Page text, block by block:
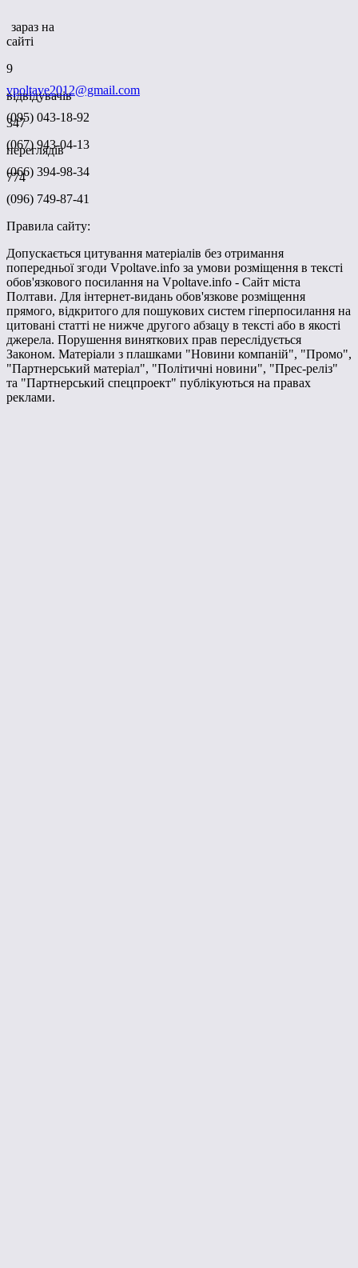
зараз на
сайті
9
відвідувачів
347
переглядів
774
vpoltave2012@gmail.com
(095) 043-18-92
(067) 943-04-13
(066) 394-98-34
(096) 749-87-41
Правила сайту:
Допускається цитування матеріалів без отримання
попередньої згоди Vpoltave.info за умови розміщення в тексті
обов'язкового посилання на Vpoltave.info - Сайт міста
Полтави. Для інтернет-видань обов'язкове розміщення
прямого, відкритого для пошукових систем гіперпосилання на
цитовані статті не нижче другого абзацу в тексті або в якості
джерела. Порушення виняткових прав переслідується
Законом. Матеріали з плашками "Новини компаній", "Промо",
"Партнерський матеріал", "Політичні новини", "Прес-реліз"
та "Партнерський спецпроект" публікуються на правах
реклами.